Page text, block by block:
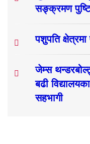
सङ्क्रमण पुष्टि
पशुपति
जेम्स
बढी
सहभागी